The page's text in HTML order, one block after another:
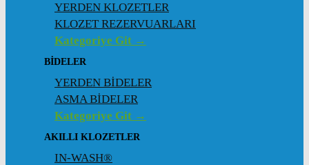
YERDEN KLOZETLER
KLOZET REZERVUARLARI
Kategoriye Git →
BİDELER
YERDEN BİDELER
ASMA BİDELER
Kategoriye Git →
AKILLI KLOZETLER
IN-WASH®